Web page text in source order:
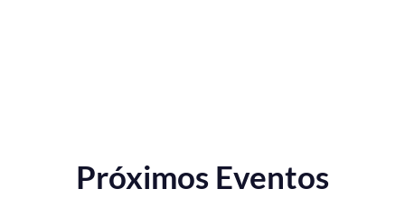
Próximos Eventos